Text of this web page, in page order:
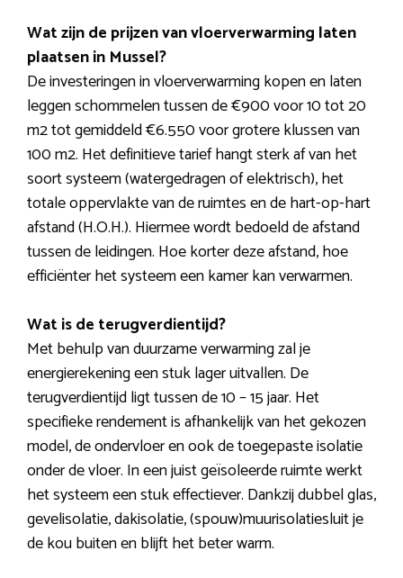
Wat zijn de prijzen van vloerverwarming laten
plaatsen in Mussel?
De investeringen in vloerverwarming kopen en laten
leggen schommelen tussen de €900 voor 10 tot 20
m2 tot gemiddeld €6.550 voor grotere klussen van
100 m2. Het definitieve tarief hangt sterk af van het
soort systeem (watergedragen of elektrisch), het
totale oppervlakte van de ruimtes en de hart-op-hart
afstand (H.O.H.). Hiermee wordt bedoeld de afstand
tussen de leidingen. Hoe korter deze afstand, hoe
efficiënter het systeem een kamer kan verwarmen.
Wat is de terugverdientijd?
Met behulp van duurzame verwarming zal je
energierekening een stuk lager uitvallen. De
terugverdientijd ligt tussen de 10 – 15 jaar. Het
specifieke rendement is afhankelijk van het gekozen
model, de ondervloer en ook de toegepaste isolatie
onder de vloer. In een juist geïsoleerde ruimte werkt
het systeem een stuk effectiever. Dankzij dubbel glas,
gevelisolatie, dakisolatie, (spouw)muurisolatiesluit je
de kou buiten en blijft het beter warm.